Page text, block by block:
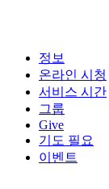
정보
온라인 시청
서비스 시간
그룹
Give
기도 필요
이벤트